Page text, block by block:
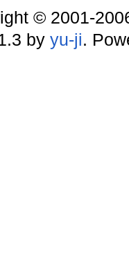
© 2001-
by yu-ji.